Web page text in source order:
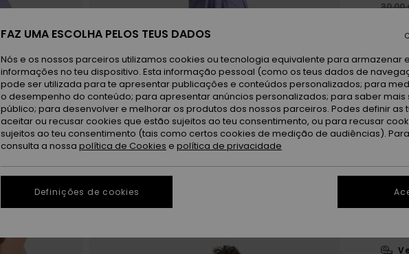
30,00
Cor
FAZ UMA ESCOLHA PELOS TEUS DADOS
Nós e os nossos parceiros utilizamos cookies ou tecnologia equivalente para armazenar
informações no teu dispositivo. Esta informação pessoal (como os teus dados de
pode ser utilizada para te apresentar publicações e conteúdos personalizados; para
o desempenho do conteúdo; para apresentar anúncios personalizados; para saber mais
público; para desenvolver e melhorar os produtos dos nossos parceiros. Podes definir as
aceitar ou recusar cookies que estão sujeitos ao teu consentimento, ou para recusar
sujeitos ao teu consentimento (tais como certos cookies de medição de audiências).
consulta a nossa política de Cookies e política de privacidade
Definições de cookies